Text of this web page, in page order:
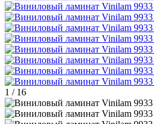
1 / 16